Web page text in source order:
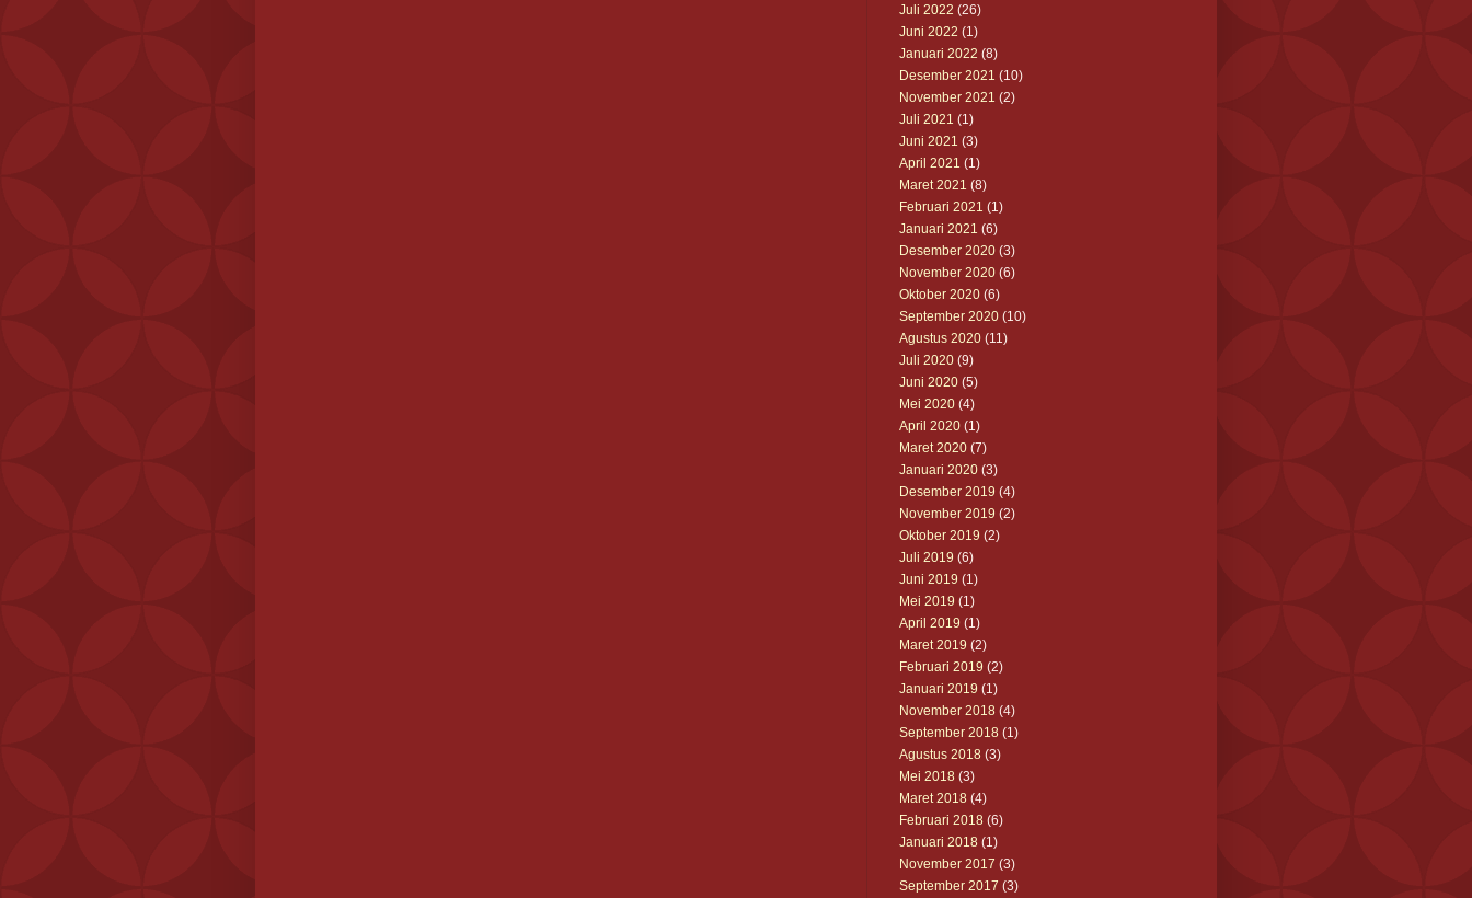
Juli 2022 (26)
Juni 2022 (1)
Januari 2022 (8)
Desember 2021 (10)
November 2021 (2)
Juli 2021 (1)
Juni 2021 (3)
April 2021 (1)
Maret 2021 (8)
Februari 2021 (1)
Januari 2021 (6)
Desember 2020 (3)
November 2020 (6)
Oktober 2020 (6)
September 2020 (10)
Agustus 2020 (11)
Juli 2020 (9)
Juni 2020 (5)
Mei 2020 (4)
April 2020 (1)
Maret 2020 (7)
Januari 2020 (3)
Desember 2019 (4)
November 2019 (2)
Oktober 2019 (2)
Juli 2019 (6)
Juni 2019 (1)
Mei 2019 (1)
April 2019 (1)
Maret 2019 (2)
Februari 2019 (2)
Januari 2019 (1)
November 2018 (4)
September 2018 (1)
Agustus 2018 (3)
Mei 2018 (3)
Maret 2018 (4)
Februari 2018 (6)
Januari 2018 (1)
November 2017 (3)
September 2017 (3)